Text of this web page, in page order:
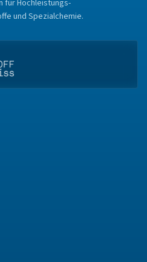
für Hochleistungs-
und Spezialchemie.